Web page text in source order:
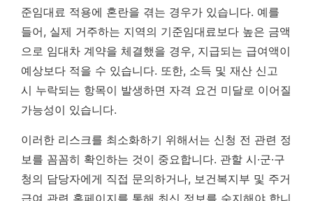
준임대료 적용에 혼란을 겪는 경우가 있습니다. 예를
들어, 실제 거주하는 지역의 기준임대료보다 높은 금액
으로 임대차 계약을 체결했을 경우, 지급되는 급여액이
예상보다 적을 수 있습니다. 또한, 소득 및 재산 신고
시 누락되는 항목이 발생하면 자격 요건 미달로 이어질
가능성이 있습니다.
이러한 리스크를 최소화하기 위해서는 신청 전 관련 정
보를 꼼꼼히 확인하는 것이 중요합니다. 관할 시·군·구
청의 담당자에게 직접 문의하거나, 보건복지부 및 주거
급여 관련 홈페이지를 통해 최신 정보를 숙지해야 합니